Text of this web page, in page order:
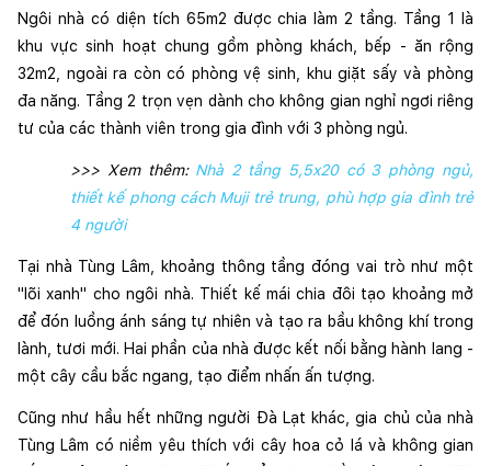
Ngôi nhà có diện tích 65m2 được chia làm 2 tầng. Tầng 1 là
khu vực sinh hoạt chung gồm phòng khách, bếp - ăn rộng
32m2, ngoài ra còn có phòng vệ sinh, khu giặt sấy và phòng
đa năng. Tầng 2 trọn vẹn dành cho không gian nghỉ ngơi riêng
tư của các thành viên trong gia đình với 3 phòng ngủ.
>>> Xem thêm: Nhà 2 tầng 5,5x20 có 3 phòng ngủ,
thiết kế phong cách Muji trẻ trung, phù hợp gia đình trẻ
4 người
Tại nhà Tùng Lâm, khoảng thông tầng đóng vai trò như một
"lõi xanh" cho ngôi nhà. Thiết kế mái chia đôi tạo khoảng mở
để đón luồng ánh sáng tự nhiên và tạo ra bầu không khí trong
lành, tươi mới. Hai phần của nhà được kết nối bằng hành lang -
một cây cầu bắc ngang, tạo điểm nhấn ấn tượng.
Cũng như hầu hết những người Đà Lạt khác, gia chủ của nhà
Tùng Lâm có niềm yêu thích với cây hoa cỏ lá và không gian